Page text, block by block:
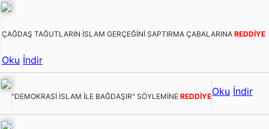
ÇAĞDAŞ TAĞUTLARIN İSLAM GERÇEĞİNİ SAPTIRMA ÇABALARINA REDDİYE
Oku İndir
"DEMOKRASİ İSLAM İLE BAĞDAŞIR" SÖYLEMİNE REDDİYEOku İndir